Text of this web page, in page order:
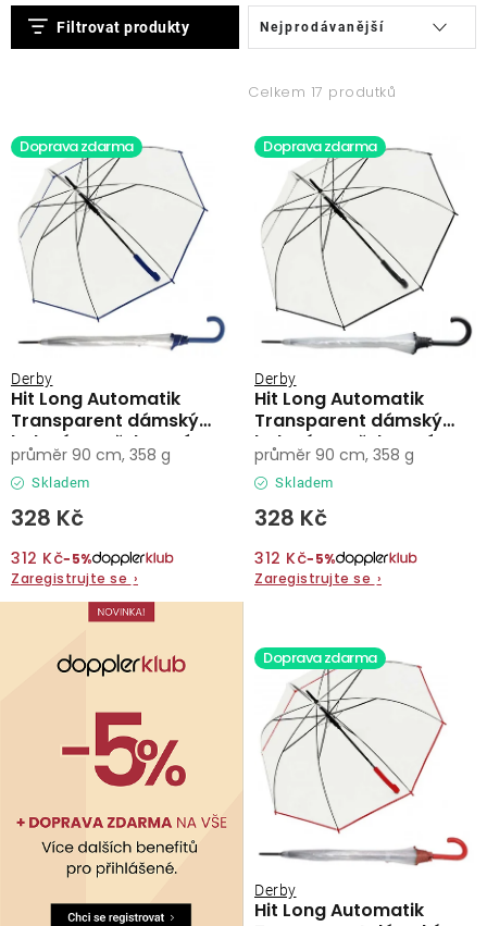
Doplňky
Deštníky
Gastro produkty
Kolekce
Prodávané značky
O nás
Kontakty
Filtrovat produkty
V
ý
s
o
d
t
ů
Celkem 17 produtků
Ř
a
z
n
o
k
t
ů
Nejprodávanější
Doprava zdarma
Hit Long Automatik
Transparent dámský
holový vystřelovací
deštník
Derby
Skladem
328 Kč
312 Kč−5%
Zaregistrujte se ›
průměr 90 cm, 358 g
Doprava zdarma
Hit Long Automatik
Transparent dámský
holový vystřelovací
deštník
Derby
Skladem
328 Kč
312 Kč−5%
Zaregistrujte se ›
průměr 90 cm, 358 g
Doprava zdarma
Hit Long Automatik
Derby